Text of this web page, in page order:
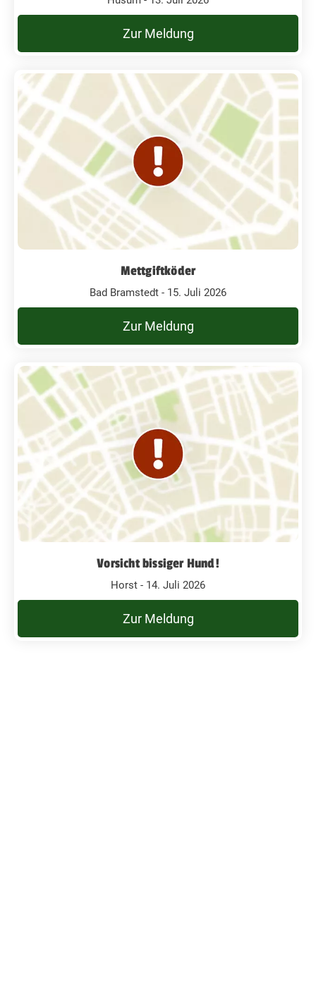
Zur Meldung
Mettgiftköder
Bad Bramstedt - 15. Juli 2026
Zur Meldung
Vorsicht bissiger Hund!
Horst - 14. Juli 2026
Zur Meldung